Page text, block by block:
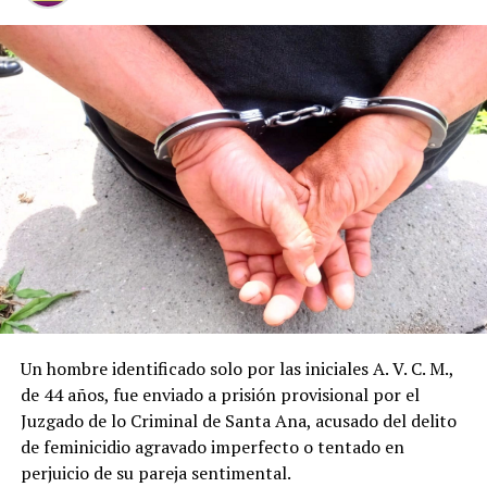
La corrupción va cada vez disminuyendo en la
percepción de preocupación de la población, contrario a
la mediciones anteriores, que veían la corrupción como
un problema principal junto a la lucha contra la
delincuencia, la percepción era que estábamos
perdiendo. Hoy por el contrario un 78% manifiesta que
la inseguridad ha disminuido. Sin duda hay una imagen
positiva en lo que se refiere al combate a la delincuencia,
según la medición los asaltos han disminuido, aunque
saben que el problema es complejo, aunque ya no es el
problema principal para los salvadoreños, afectando el
ámbito económico y familiar.
Un hombre identificado solo por las iniciales A. V. C. M.,
de 44 años, fue enviado a prisión provisional por el
Juzgado de lo Criminal de Santa Ana, acusado del delito
de feminicidio agravado imperfecto o tentado en
perjuicio de su pareja sentimental.